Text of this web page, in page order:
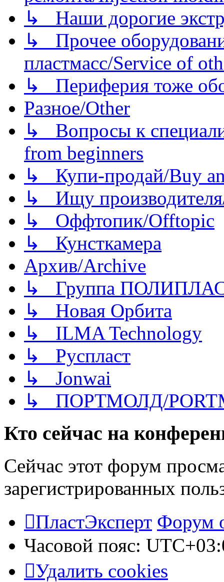
↳ Наши дорогие
↳ Прочее
пластмасс/Service of
↳ Периферия тоже
Разное/Other
↳ Вопросы к
from beginners
↳ Купи-продай/Buy
↳ Ищу
↳ Оффтопик/Offtopic
↳ Кунсткамера
Архив/Archive
↳ Группа
↳ Новая Орбита
↳ ILMA Technology
↳ Руспласт
↳ Jonwai
↳ ПОРТМОЛД/
Кто сейчас на
Сейчас этот форум
зарегистрированных
ПластЭксперт Форум
Часовой пояс:
Удалить cookies